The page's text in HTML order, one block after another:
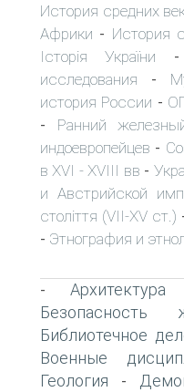
История средних
Африки - История
Історія України
исследования -
история России -
- Ранний
индоевропейцев -
в XVI - XVIII вв -
и Австрийской
століття (VII-XV ст.)
- Этнография и
-
Безопасность
Библиотечное
Военные
Геология -